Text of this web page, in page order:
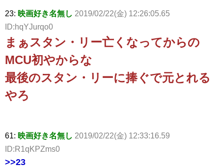
23: 映画好き名無し 2019/02/22(金) 12:26:05.65
ID:hqYJurqo0
まぁスタン・リー亡くなってからの
MCU初やからな
最後のスタン・リーに捧ぐで元とれる
やろ
61: 映画好き名無し 2019/02/22(金) 12:33:16.59
ID:R1qKPZms0
>>23